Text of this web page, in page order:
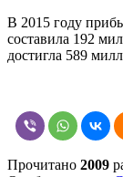
В 2015 году
составила 192
достигла 589
Прочитано 2009